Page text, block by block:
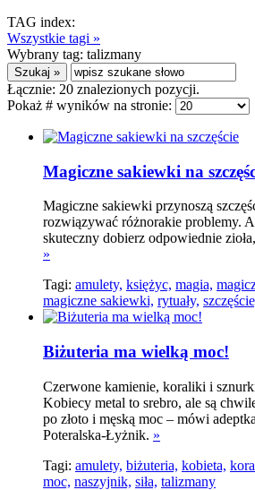
TAG index:
Wszystkie tagi »
Wybrany tag: talizmany
Łącznie: 20 znalezionych pozycji.
Pokaż # wyników na stronie:
Magiczne sakiewki na
Magiczne sakiewki przynoszą
rozwiązywać różnorakie problemy.
skuteczny dobierz odpowiednie
»
Tagi: amulety, księżyc, magia,
magiczne sakiewki, rytuały,
Biżuteria ma wielką moc!
Czerwone kamienie, koraliki i
Kobiecy metal to srebro, ale są
po złoto i męską moc – mówi
Poteralska-Łyżnik. »
Tagi: amulety, biżuteria, kobieta,
moc, naszyjnik, siła, talizmany